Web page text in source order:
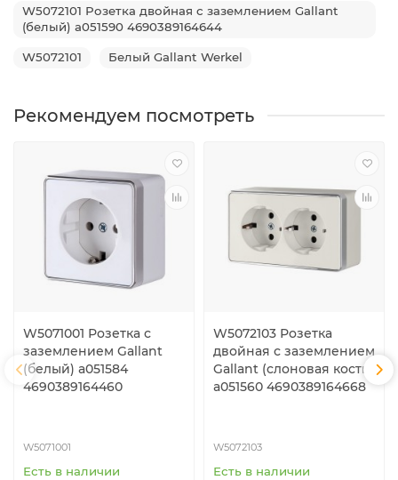
W5072101 Розетка двойная с заземлением Gallant
(белый) a051590 4690389164644
W5072101 Белый Gallant Werkel
Рекомендуем посмотреть
W5071001 Розетка с
заземлением Gallant
(белый) a051584
4690389164460
W5071001
Есть в наличии
W5072103 Розетка
двойная с заземлением
Gallant (слоновая кость)
a051560 4690389164668
W5072103
Есть в наличии